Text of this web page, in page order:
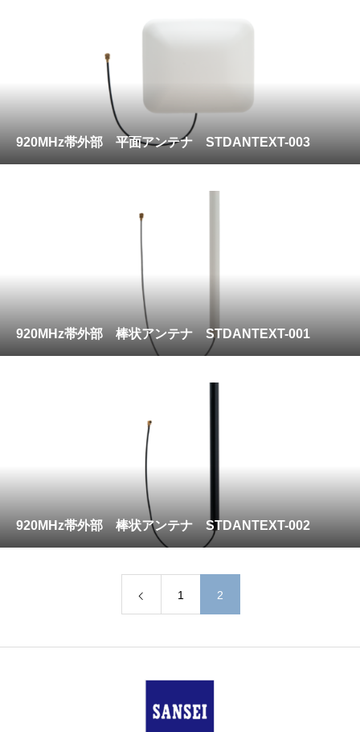
920MHz帯外部 平面アンテナ STDANTEXT-003
920MHz帯外部 棒状アンテナ STDANTEXT-001
920MHz帯外部 棒状アンテナ STDANTEXT-002
1 2